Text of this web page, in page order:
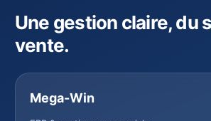
Une gestion claire, du
vente.
Mega-Win